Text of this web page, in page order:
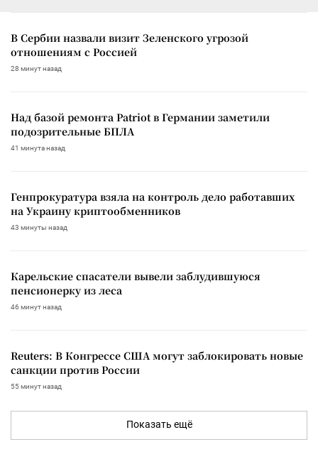
В Сербии назвали визит Зеленского угрозой
отношениям с Россией
28 минут назад
Над базой ремонта Patriot в Германии заметили
подозрительные БПЛА
41 минута назад
Генпрокуратура взяла на контроль дело работавших
на Украину криптообменников
43 минуты назад
Карельские спасатели вывели заблудившуюся
пенсионерку из леса
46 минут назад
Reuters: В Конгрессе США могут заблокировать новые
санкции против России
55 минут назад
Показать ещё